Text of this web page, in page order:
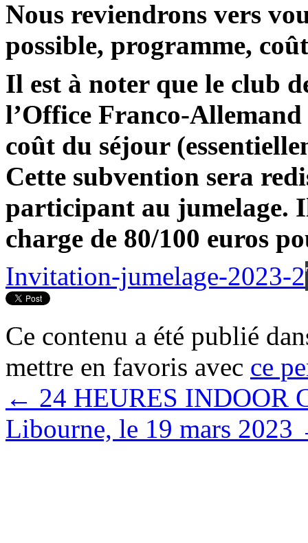
Nous reviendrons vers
possible, programme,
Il est à noter que le club
l’Office Franco-
coût du séjour
Cette subvention sera
participant au jumelage.
charge de 80/100 euros
Invitation-jumelage-2023-2
Ce contenu a été publié
mettre en favoris avec ce
← 24 HEURES INDOOR
Libourne, le 19 mars 2023